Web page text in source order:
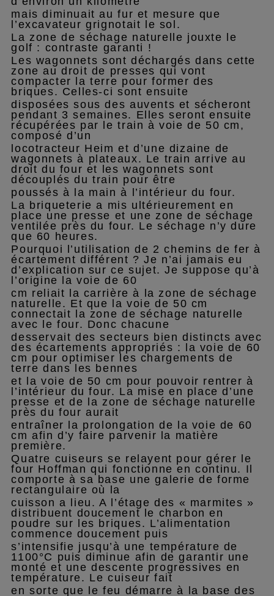
mais diminuait au fur et mesure que
l’excavateur grignotait le sol.
La zone de séchage naturelle jouxte le
golf : contraste garanti !
Les wagonnets sont déchargés dans cette
zone au droit de presses qui vont
compacter la terre pour former des
briques. Celles-ci sont ensuite
disposées sous des auvents et sécheront
pendant 3 semaines. Elles seront ensuite
récupérées par le train à voie de 50 cm,
composé d’un
locotracteur Heim et d’une dizaine de
wagonnets à plateaux. Le train arrive au
droit du four et les wagonnets sont
découplés du train pour être
poussés à la main à l’intérieur du four.
La briqueterie a mis ultérieurement en
place une presse et une zone de séchage
ventilée près du four. Le séchage n’y dure
que 60 heures.
Pourquoi l’utilisation de 2 chemins de fer à
écartement différent ? Je n’ai jamais eu
d’explication sur ce sujet. Je suppose qu’à
l’origine la voie de 60
cm reliait la carrière à la zone de séchage
naturelle. Et que la voie de 50 cm
connectait la zone de séchage naturelle
avec le four. Donc chacune
desservait des secteurs bien distincts avec
des écartements appropriés : la voie de 60
cm pour optimiser les chargements de
terre dans les bennes
et la voie de 50 cm pour pouvoir rentrer à
l’intérieur du four. La mise en place d’une
presse et de la zone de séchage naturelle
près du four aurait
entraîner la prolongation de la voie de 60
cm afin d’y faire parvenir la matière
première.
Quatre cuiseurs se relayent pour gérer le
four Hoffman qui fonctionne en continu. Il
comporte à sa base une galerie de forme
rectangulaire où la
cuisson a lieu. A l’étage des « marmites »
distribuent doucement le charbon en
poudre sur les briques. L’alimentation
commence doucement puis
s’intensifie jusqu’à une température de
1100°C puis diminue afin de garantir une
monté et une descente progressives en
température. Le cuiseur fait
en sorte que le feu démarre à la base des